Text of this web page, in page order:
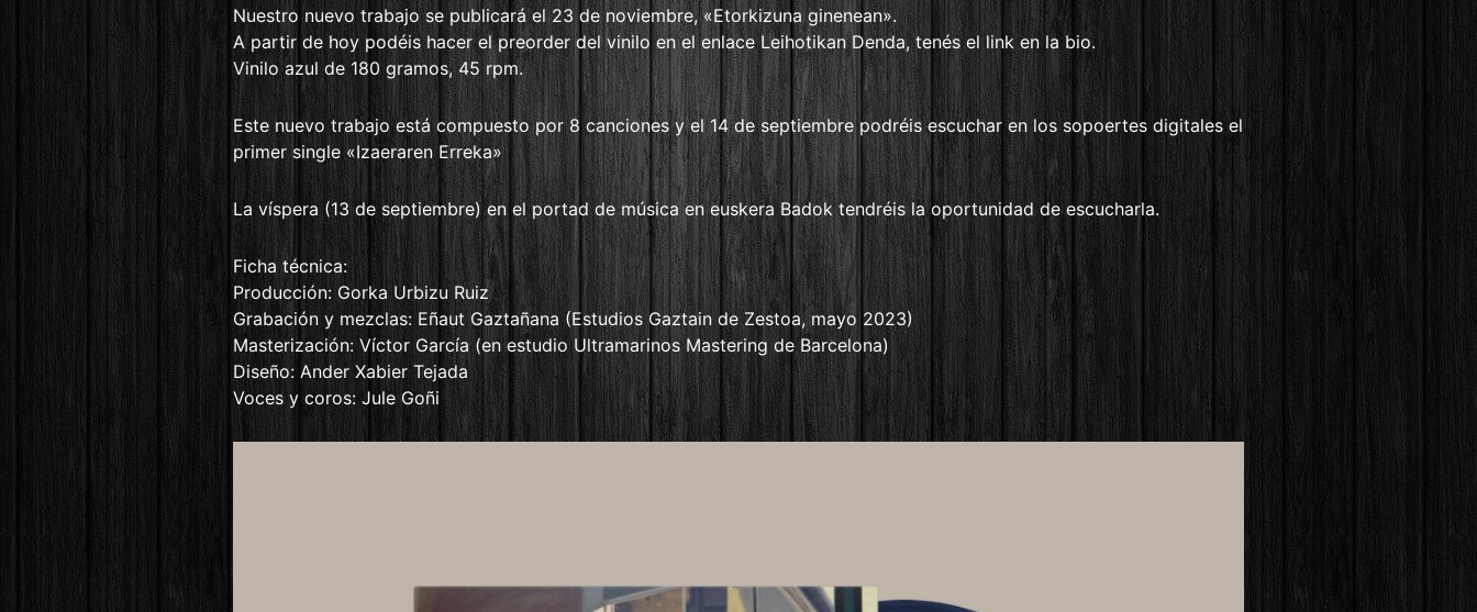
Nuestro nuevo trabajo se publicará el 23 de noviembre, «Etorkizuna ginenean».
A partir de hoy podéis hacer el preorder del vinilo en el enlace Leihotikan Denda, tenés el link en la bio.
Vinilo azul de 180 gramos, 45 rpm.
Este nuevo trabajo está compuesto por 8 canciones y el 14 de septiembre podréis escuchar en los sopoertes digitales el
primer single «Izaeraren Erreka»
La víspera (13 de septiembre) en el portad de música en euskera Badok tendréis la oportunidad de escucharla.
Ficha técnica:
Producción: Gorka Urbizu Ruiz
Grabación y mezclas: Eñaut Gaztañana (Estudios Gaztain de Zestoa, mayo 2023)
Masterización: Víctor García (en estudio Ultramarinos Mastering de Barcelona)
Diseño: Ander Xabier Tejada
Voces y coros: Jule Goñi